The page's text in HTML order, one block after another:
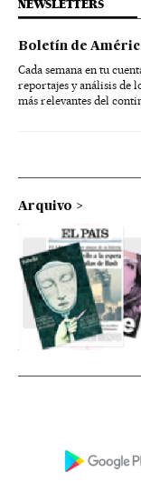
NEWSLETTERS
Boletín de
Cada semana en tu
reportajes y análisis de
más relevantes del
Arquivo